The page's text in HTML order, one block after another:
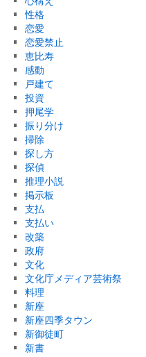
性格
恋愛
恋愛禁止
恵比寿
感動
戸建て
投資
押尾学
振り分け
掃除
探し方
探偵
推理小説
掲示板
支払
支払い
改築
政府
文化
文化庁メディア芸術祭
料理
新座
新座四季タウン
新御徒町
新書